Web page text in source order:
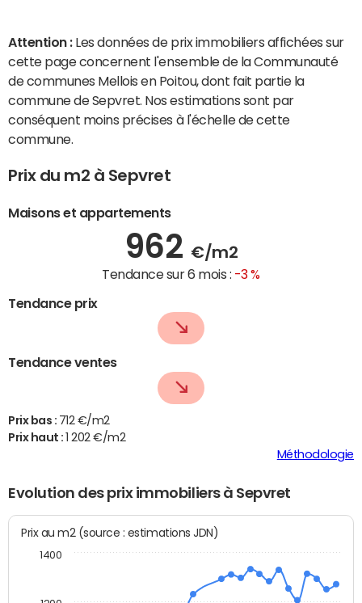
Attention : Les données de prix immobiliers affichées sur
cette page concernent l'ensemble de la Communauté
de communes Mellois en Poitou, dont fait partie la
commune de Sepvret. Nos estimations sont par
conséquent moins précises à l'échelle de cette
commune.
Prix du m2 à Sepvret
Maisons et appartements
962 €/m2
Tendance sur 6 mois : -3 %
Tendance prix
Tendance ventes
Prix bas : 712 €/m2
Prix haut :
1 202 €/m2
Méthodologie
Evolution des prix immobiliers à Sepvret
Prix au m2 (source : estimations JDN)
1400